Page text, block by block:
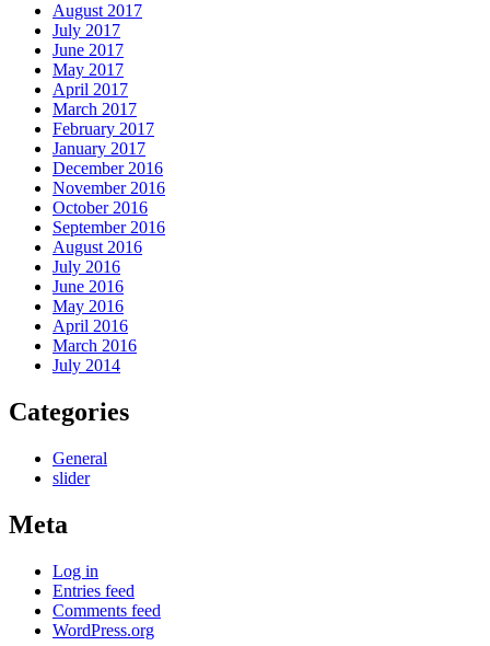
August 2017
July 2017
June 2017
May 2017
April 2017
March 2017
February 2017
January 2017
December 2016
November 2016
October 2016
September 2016
August 2016
July 2016
June 2016
May 2016
April 2016
March 2016
July 2014
Categories
General
slider
Meta
Log in
Entries feed
Comments feed
WordPress.org